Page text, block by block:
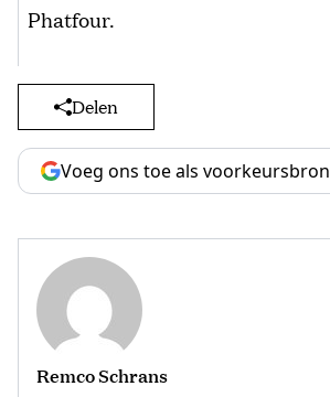
Phatfour.
Delen
Voeg ons toe als voorkeursbron
Remco Schrans